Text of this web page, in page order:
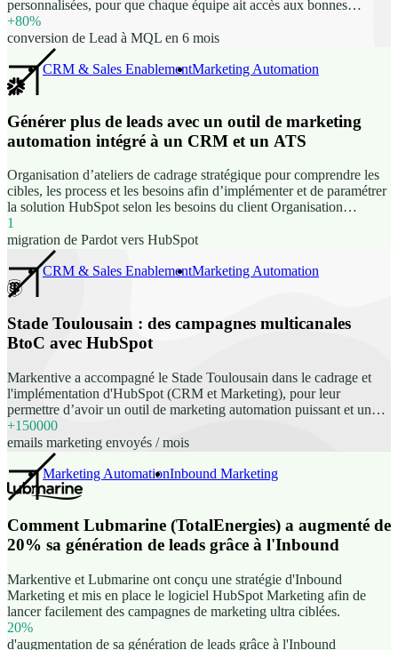
personnalisées, pour que chaque équipe ait accès aux bonnes
informations pour réaliser efficacement ses activités ; Automatisation
de la qualification CRM pour des segments à jour, en temps réel ;
Activation des fonctionnalités avancées du Hub Sales Professional
pour booster les performances des équipes commerciales ;
Utilisation des fonctionnalités ABM d’HubSpot ; Introduction de
l’objet Produit pour des prévisions plus détaillées du revenu
récurrent ; Des automatisations pour augmenter la productivité des
équipes : l’envoi de rappels, la création de tâches, l’enrichissement
de données CRM via des Workflows pour réduire le nombre
+80%
conversion de Lead à MQL en 6 mois
CRM & Sales EnablementMarketing Automation
Générer plus de leads avec un outil de marketing
automation intégré à un CRM et un ATS
Organisation d’ateliers de cadrage stratégique pour comprendre les
cibles, les process et les besoins afin d’implémenter et de paramétrer
la solution HubSpot selon les besoins du client Organisation
d’ateliers pour anticiper les besoins en synchronisation (quelle
donnée synchroniser, à quel fréquence, dans quelle direction)
Réalisation d'un modèle de données avec des règles de
synchronisation de chaque propriété vers/depuis Greenhouse ou
Salesforce Définition des phases de cycle de vie et lead status en
fonction des usages Création d’assets marketing à la charte
graphique du client (template d'emails, templates de Landing pages,
créa de formulaires) Création de scénarii automatisés (lead nurturing,
rétention, inscription évènement, newsletter) Migration de 17 000
bords pour le suivi des performances Formation personnalisée des
utilisateurs à la solution HubSpot Marketing Hub selon leurs use
cases
1
migration de Pardot vers HubSpot
CRM & Sales EnablementMarketing Automation
Stade Toulousain : des campagnes multicanales
BtoC avec HubSpot
Markentive a accompagné le Stade Toulousain dans le cadrage et
l'implémentation d'HubSpot (CRM et Marketing), pour leur
permettre d’avoir un outil de marketing automation puissant et un
CRM unique centralisant les données de leurs systèmes tiers. Lors
de la phase de cadrage, les cas d'usages de l'équipe Marketing ont
pu être définis et validés pour que le paramétrage de l’outil de
marketing automation soit personnalisé selon leurs besoins.
+150000
emails marketing envoyés / mois
Marketing AutomationInbound Marketing
Comment Lubmarine (TotalEnergies) a augmenté de
20% sa génération de leads grâce à l'Inbound
Markentive et Lubmarine ont conçu une stratégie d'Inbound
Marketing et mis en place le logiciel HubSpot Marketing afin de
lancer facilement des campagnes de marketing ultra ciblées.
20%
d'augmentation de sa génération de leads grâce à l'Inbound